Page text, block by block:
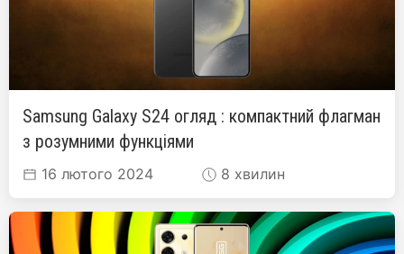
Samsung Galaxy S24 огляд : компактний флагман
з розумними функціями
16 лютого 2024 8 хвилин